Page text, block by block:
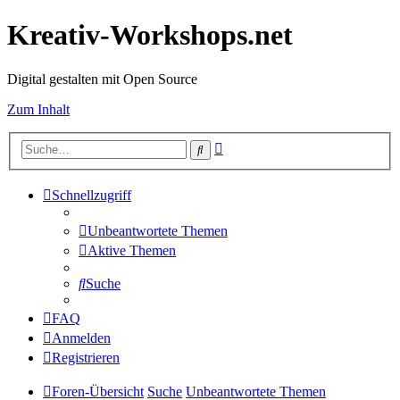
Kreativ-Workshops.net
Digital gestalten mit Open Source
Zum Inhalt
Suche
Schnellzugriff
Unbeantwortete Themen
Aktive Themen
Suche
FAQ
Anmelden
Registrieren
Foren-Übersicht Suche Unbeantwortete Themen